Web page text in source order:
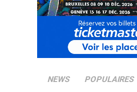
musique.
Interscope / Universal, sortie le 28
SUJETS ASSOCIÉS: CHRIS CORNELL
NEWS POPULAIRES